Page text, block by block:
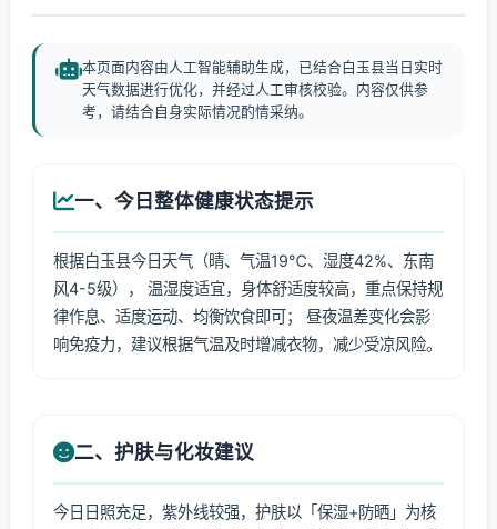
本页面内容由人工智能辅助生成，已结合白玉县当日实时
天气数据进行优化，并经过人工审核校验。内容仅供参
考，请结合自身实际情况酌情采纳。
一、今日整体健康状态提示
根据白玉县今日天气（晴、气温19℃、湿度42%、东南
风4-5级）， 温湿度适宜，身体舒适度较高，重点保持规
律作息、适度运动、均衡饮食即可； 昼夜温差变化会影
响免疫力，建议根据气温及时增减衣物，减少受凉风险。
二、护肤与化妆建议
今日日照充足，紫外线较强，护肤以「保湿+防晒」为核